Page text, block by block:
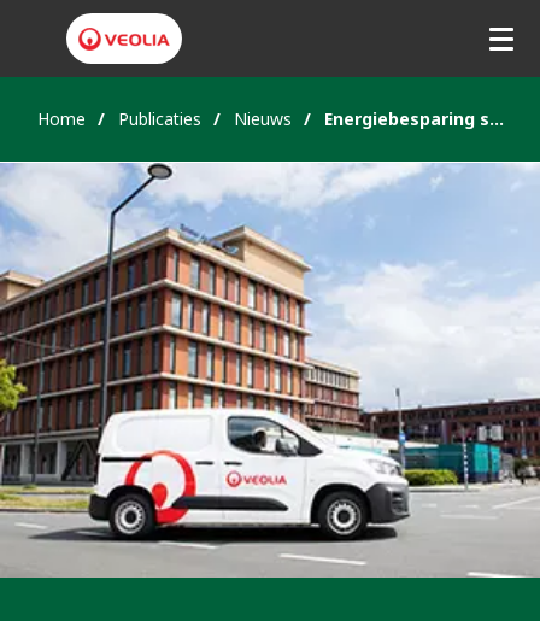
Home Publicaties Nieuws Energiebesparing samenwerkingsproject